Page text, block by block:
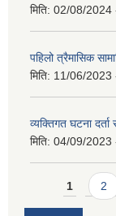
मिति: 02/08/2024
पहिलो त्रैमासिक
मिति: 11/06/2023
व्यक्तिगत घटना दर्ता
मिति: 04/09/2023
Pages
1 2